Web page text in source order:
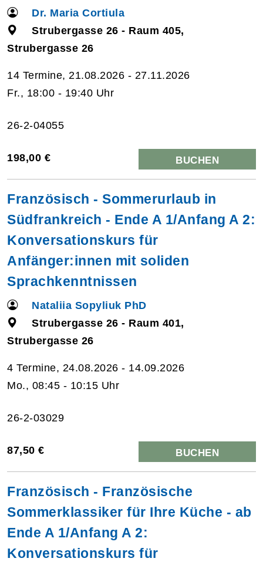
Dr. Maria Cortiula
Strubergasse 26 - Raum 405,
Strubergasse 26
14 Termine, 21.08.2026 - 27.11.2026
Fr., 18:00 - 19:40 Uhr
26-2-04055
198,00 € BUCHEN
Französisch - Sommerurlaub in
Südfrankreich - Ende A 1/Anfang A 2:
Konversationskurs für
Anfänger:innen mit soliden
Sprachkenntnissen
Nataliia Sopyliuk PhD
Strubergasse 26 - Raum 401,
Strubergasse 26
4 Termine, 24.08.2026 - 14.09.2026
Mo., 08:45 - 10:15 Uhr
26-2-03029
87,50 € BUCHEN
Französisch - Französische
Sommerklassiker für Ihre Küche - ab
Ende A 1/Anfang A 2:
Konversationskurs für